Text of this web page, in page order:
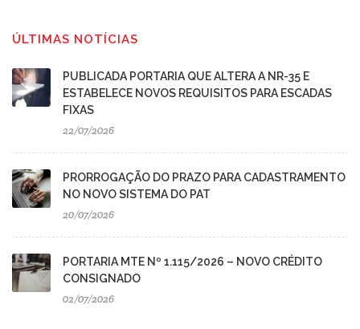
ÚLTIMAS NOTÍCIAS
PUBLICADA PORTARIA QUE ALTERA A NR-35 E
ESTABELECE NOVOS REQUISITOS PARA ESCADAS
FIXAS
22/07/2026
PRORROGAÇÃO DO PRAZO PARA CADASTRAMENTO
NO NOVO SISTEMA DO PAT
20/07/2026
PORTARIA MTE Nº 1.115/2026 – NOVO CRÉDITO
CONSIGNADO
02/07/2026